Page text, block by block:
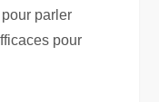
parler
pour